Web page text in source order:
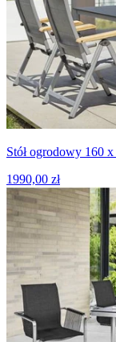
Stół ogrodowy 160
1990,00 zł